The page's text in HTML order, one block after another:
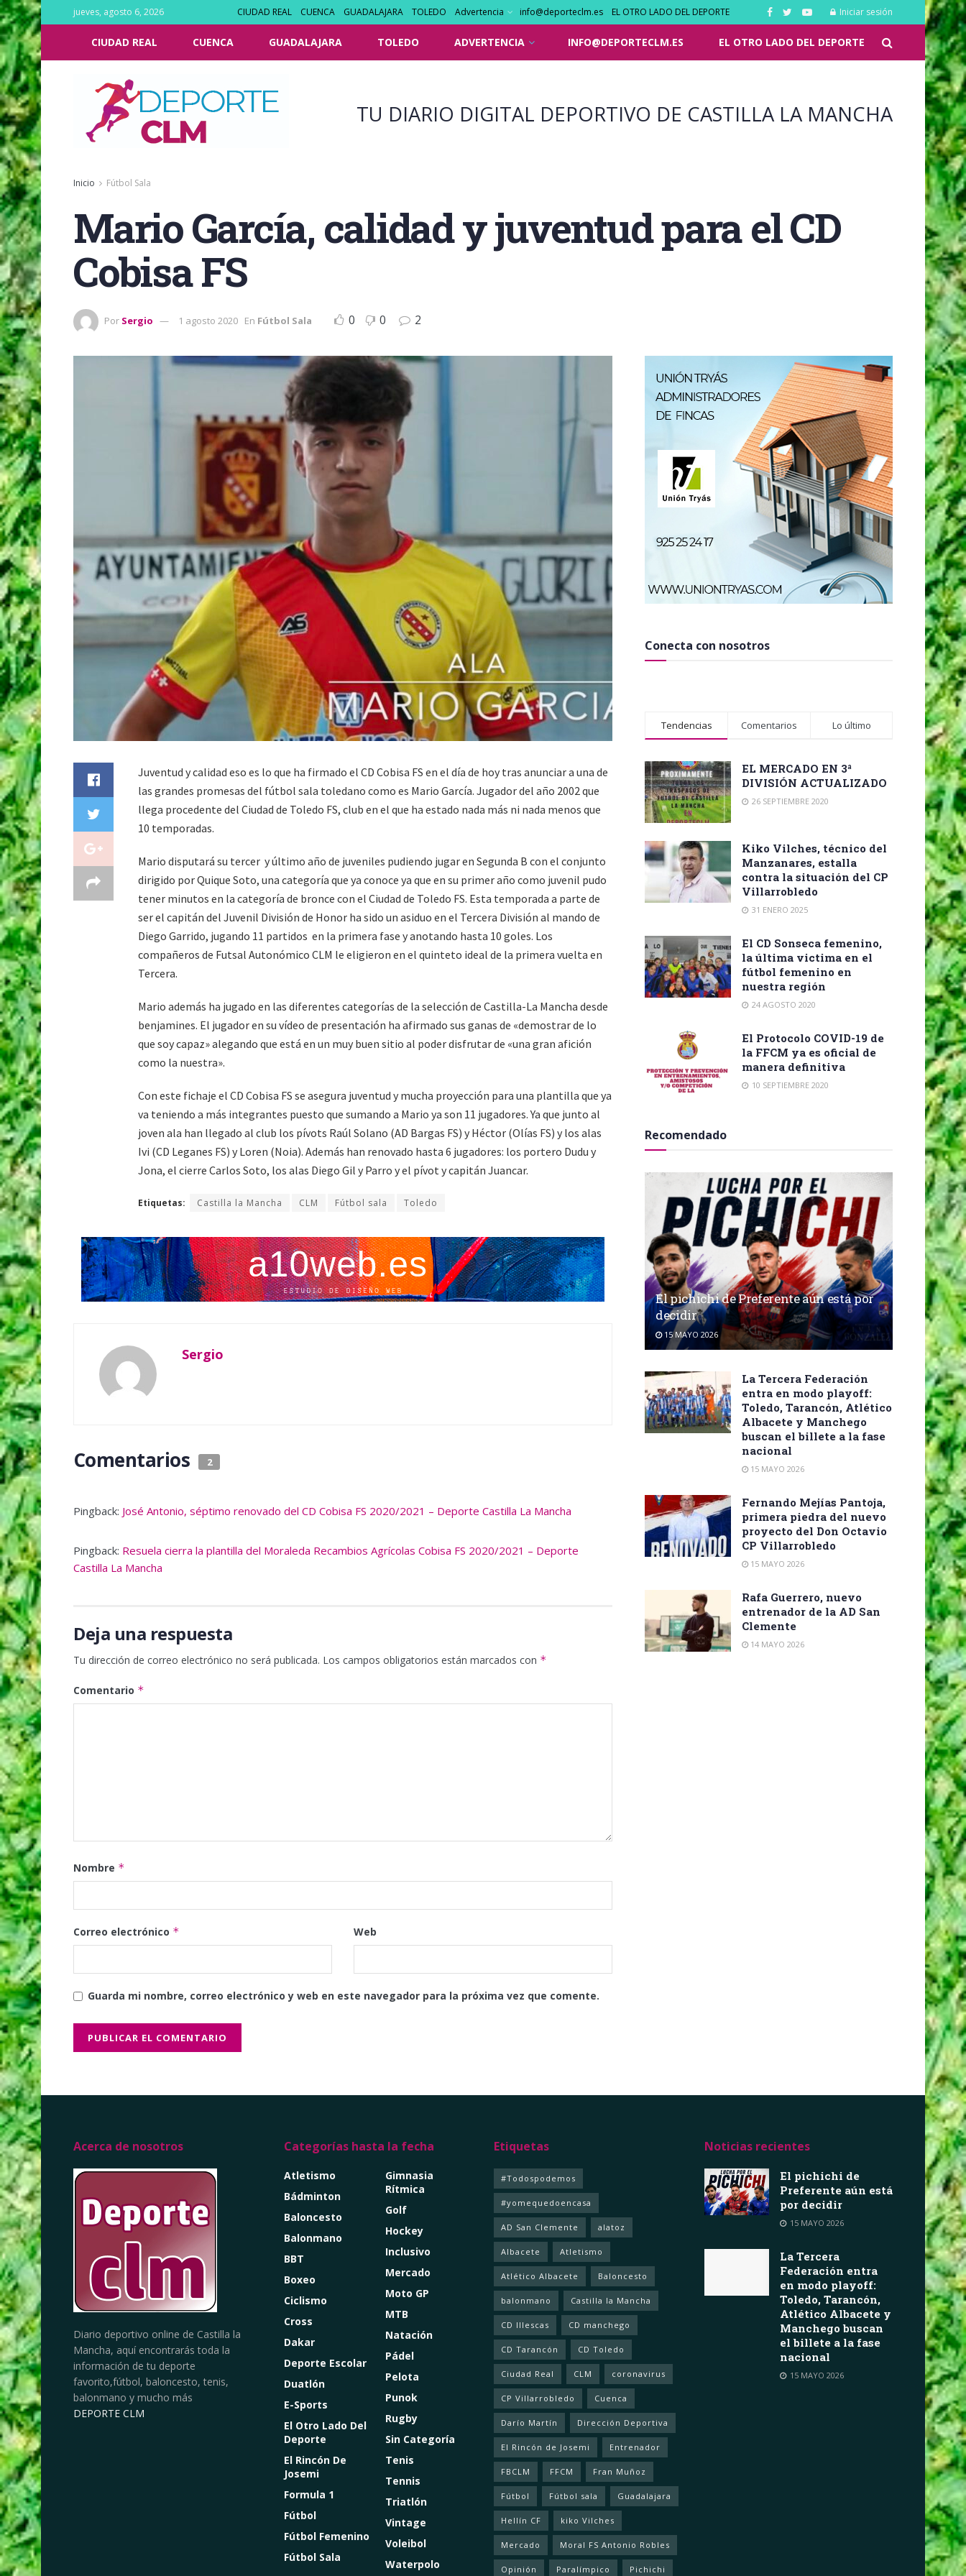
jueves, agosto 6, 2026 CIUDAD REAL CUENCA GUADALAJARA TOLEDO Advertencia info@deporteclm.es EL OTRO LADO DEL DEPORTE Iniciar sesión
CIUDAD REAL CUENCA GUADALAJARA TOLEDO ADVERTENCIA INFO@DEPORTECLM.ES EL OTRO LADO DEL DEPORTE
TU DIARIO DIGITAL DEPORTIVO DE CASTILLA LA MANCHA
Inicio Fútbol Sala
Mario García, calidad y juventud para el CD
Cobisa FS
Por Sergio 1 agosto 2020 En Fútbol Sala 0 0 2
Juventud y calidad eso es lo que ha firmado el CD Cobisa FS en el día de hoy tras anunciar a una de
las grandes promesas del fútbol sala toledano como es Mario García. Jugador del año 2002 que
llega procedente del Ciudad de Toledo FS, club en el que ha estado nada más ni nada menos que
10 temporadas.
Mario disputará su tercer y último año de juveniles pudiendo jugar en Segunda B con el conjunto
dirigido por Quique Soto, una categoría que ya conoce ya que en su primer año como juvenil pudo
tener minutos en la categoría de bronce con el Ciudad de Toledo FS. Esta temporada a parte de
ser el capitán del Juvenil División de Honor ha sido un asiduo en el Tercera División al mando de
Diego Garrido, jugando 11 partidos en la primera fase y anotando hasta 10 goles. Los
compañeros de Futsal Autonómico CLM le eligieron en el quinteto ideal de la primera vuelta en
Tercera.
Mario además ha jugado en las diferentes categorías de la selección de Castilla-La Mancha desde
benjamines. El jugador en su vídeo de presentación ha afirmado sus ganas de «demostrar de lo
que soy capaz» alegando que está en un muy buen sitio al poder disfrutar de «una gran afición
como la nuestra».
Con este fichaje el CD Cobisa FS se asegura juventud y mucha proyección para una plantilla que ya
va teniendo a más integrantes puesto que sumando a Mario ya son 11 jugadores. Ya que junto al
joven ala han llegado al club los pívots Raúl Solano (AD Bargas FS) y Héctor (Olías FS) y los alas
Ivi (CD Leganes FS) y Loren (Noia). Además han renovado hasta 6 jugadores: los portero Dudu y
Jona, el cierre Carlos Soto, los alas Diego Gil y Parro y el pívot y capitán Juancar.
Etiquetas: Castilla la Mancha CLM Fútbol sala Toledo
Sergio
Comentarios 2
Pingback: José Antonio, séptimo renovado del CD Cobisa FS 2020/2021 – Deporte Castilla La Mancha
Pingback: Resuela cierra la plantilla del Moraleda Recambios Agrícolas Cobisa FS 2020/2021 – Deporte
Castilla La Mancha
Deja una respuesta
Tu dirección de correo electrónico no será publicada. Los campos obligatorios están marcados con *
Comentario *
Nombre *
Correo electrónico * Web
Guarda mi nombre, correo electrónico y web en este navegador para la próxima vez que comente.
Conecta con nosotros
Tendencias Comentarios Lo último
EL MERCADO EN 3ª
DIVISIÓN ACTUALIZADO
26 SEPTIEMBRE 2020
Kiko Vilches, técnico del
Manzanares, estalla
contra la situación del CP
Villarrobledo
31 ENERO 2025
El CD Sonseca femenino,
la última victima en el
fútbol femenino en
nuestra región
24 AGOSTO 2020
El Protocolo COVID-19 de
la FFCM ya es oficial de
manera definitiva
10 SEPTIEMBRE 2020
Recomendado
El pichichi de Preferente aún está por
decidir
15 MAYO 2026
La Tercera Federación
entra en modo playoff:
Toledo, Tarancón, Atlético
Albacete y Manchego
buscan el billete a la fase
nacional
15 MAYO 2026
Fernando Mejías Pantoja,
primera piedra del nuevo
proyecto del Don Octavio
CP Villarrobledo
15 MAYO 2026
Rafa Guerrero, nuevo
entrenador de la AD San
Clemente
14 MAYO 2026
Acerca de nosotros
Diario deportivo online de Castilla la
Mancha, aquí encontrarás toda la
información de tu deporte
favorito,fútbol, baloncesto, tenis,
balonmano y mucho más
DEPORTE CLM
Categorías hasta la fecha
Atletismo
Bádminton
Baloncesto
Balonmano
BBT
Boxeo
Ciclismo
Cross
Dakar
Deporte Escolar
Duatlón
E-Sports
El Otro Lado Del
Deporte
El Rincón De
Josemi
Formula 1
Fútbol
Fútbol Femenino
Fútbol Sala
Gimnasia
Rítmica
Golf
Hockey
Inclusivo
Mercado
Moto GP
MTB
Natación
Pádel
Pelota
Punok
Rugby
Sin Categoría
Tenis
Tennis
Triatlón
Vintage
Voleibol
Waterpolo
Etiquetas
#Todospodemos
#yomequedoencasa
AD San Clemente alatoz
Albacete Atletismo
Atlético Albacete Baloncesto
balonmano Castilla la Mancha
CD Illescas CD manchego
CD Tarancón CD Toledo
Ciudad Real CLM coronavirus
CP Villarrobledo Cuenca
Darío Martín Dirección Deportiva
El Rincón de Josemi Entrenador
FBCLM FFCM Fran Muñoz
Fútbol Fútbol sala Guadalajara
Hellín CF kiko Vilches
Mercado Moral FS Antonio Robles
Opinión Paralímpico Pichichi
Noticias recientes
El pichichi de
Preferente aún está
por decidir
15 MAYO 2026
La Tercera
Federación entra
en modo playoff:
Toledo, Tarancón,
Atlético Albacete y
Manchego buscan
el billete a la fase
nacional
15 MAYO 2026